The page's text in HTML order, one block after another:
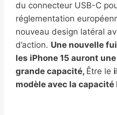
du connecteur USB-C
réglementation
nouveau design latéral
d’action. Une nouvelle
les iPhone 15 auront
grande capacité, Être le
modèle avec la capacité